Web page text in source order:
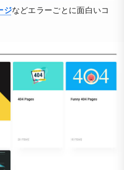
ジなどエラーごとに面白いコ